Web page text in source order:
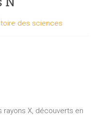
des sciences
rayons X, découverts en